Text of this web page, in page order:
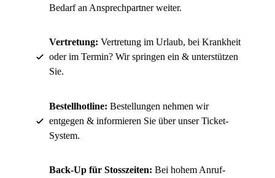
Bedarf an Ansprechpartner weiter.
Vertretung: Vertretung im Urlaub, bei Krankheit
oder im Termin? Wir springen ein & unterstützen
Sie.
Bestellhotline: Bestellungen nehmen wir
entgegen & informieren Sie über unser Ticket-
System.
Back-Up für Stosszeiten: Bei hohem Anruf-